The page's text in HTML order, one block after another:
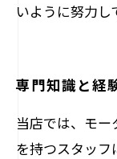
いように努力し
専門知識と経
当店では、モ
を持つスタッフ